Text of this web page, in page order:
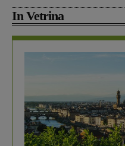
In Vetrina